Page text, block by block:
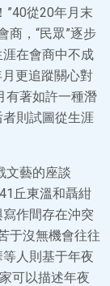
”40從20年月末
商，“民眾”逐步
在會商中不成
更追蹤關心對
有著如許一種潛
則試圖從生涯
文藝的座談
丘東溫和聶紺
作間存在沖突
于沒無機會往往
人則基于年夜
可以描述年夜